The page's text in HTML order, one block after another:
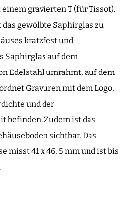
gravierten T (für Tissot).
gewölbte Saphirglas zu
kratzfest und
Saphirglas auf dem
Edelstahl umrahmt, auf dem
Gravuren mit dem Logo,
und der
befinden. Zudem ist das
sichtbar. Das
misst 41 x 46, 5 mm und ist bis